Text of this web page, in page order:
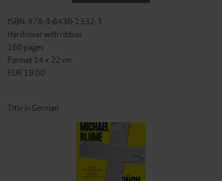
ISBN: 978-3-8436-1332-3
Hardcover with ribbon
160 pages
Format 14 x 22 cm
EUR 19.00
Title in German